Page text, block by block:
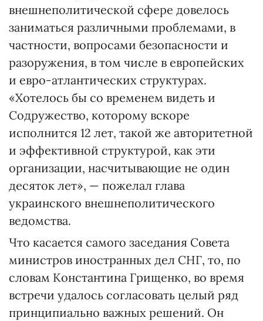
внешнеполитической сфере довелось
заниматься различными проблемами, в
частности, вопросами безопасности и
разоружения, в том числе в европейских
и евро-атлантических структурах.
«Хотелось бы со временем видеть и
Содружество, которому вскоре
исполнится 12 лет, такой же авторитетной
и эффективной структурой, как эти
организации, насчитывающие не один
десяток лет», — пожелал глава
украинского внешнеполитического
ведомства.
Что касается самого заседания Совета
министров иностранных дел СНГ, то, по
словам Константина Грищенко, во время
встречи удалось согласовать целый ряд
принципиально важных решений. Он